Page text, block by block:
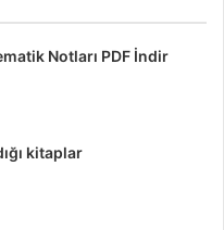
Notları PDF İndir
kitaplar